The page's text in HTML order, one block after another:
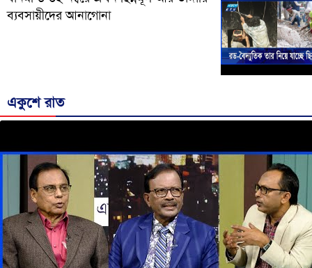
ব্যবসায়ীদের আনাগোনা
একুশে রাত